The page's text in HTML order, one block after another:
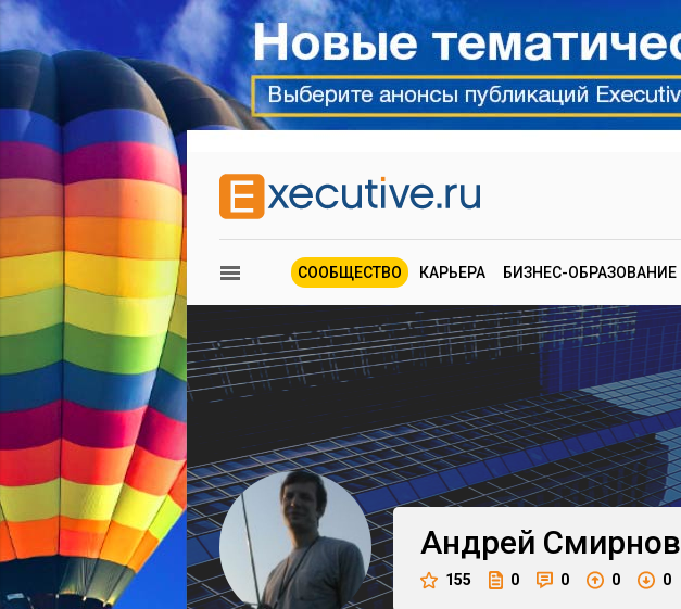
СООБЩЕСТВО КАРЬЕРА БИЗНЕС-ОБРАЗОВАНИЕ
Андрей Смирнов
155 0 0 0 0